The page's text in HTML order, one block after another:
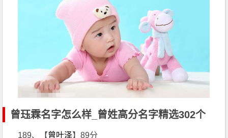
曾珏霖名字怎么样_曾姓高分名字精选302个
189、【曾叶泽】89分